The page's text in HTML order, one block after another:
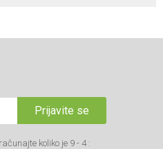
Prijavite se
koliko je 9 - 4 :